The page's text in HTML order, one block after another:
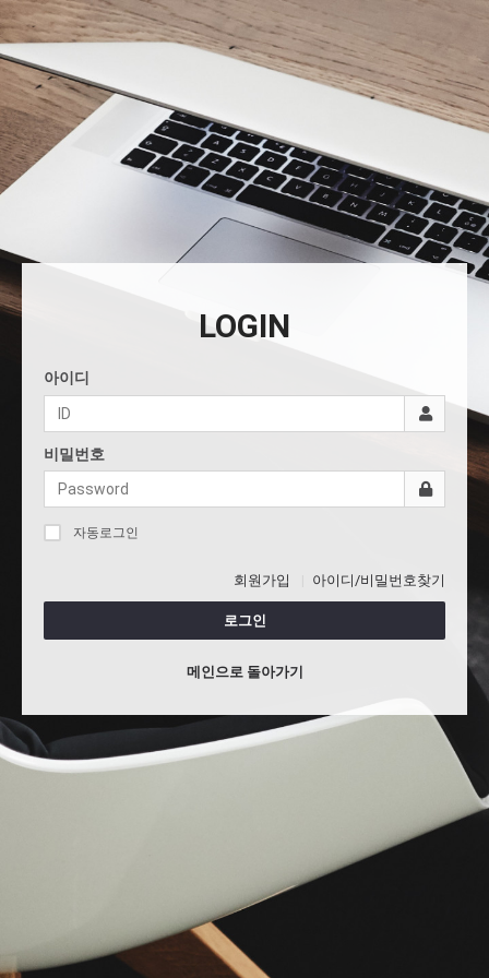
LOGIN
아이디
비밀번호
자동로그인
회원가입 아이디/비밀번호찾기
로그인
메인으로 돌아가기